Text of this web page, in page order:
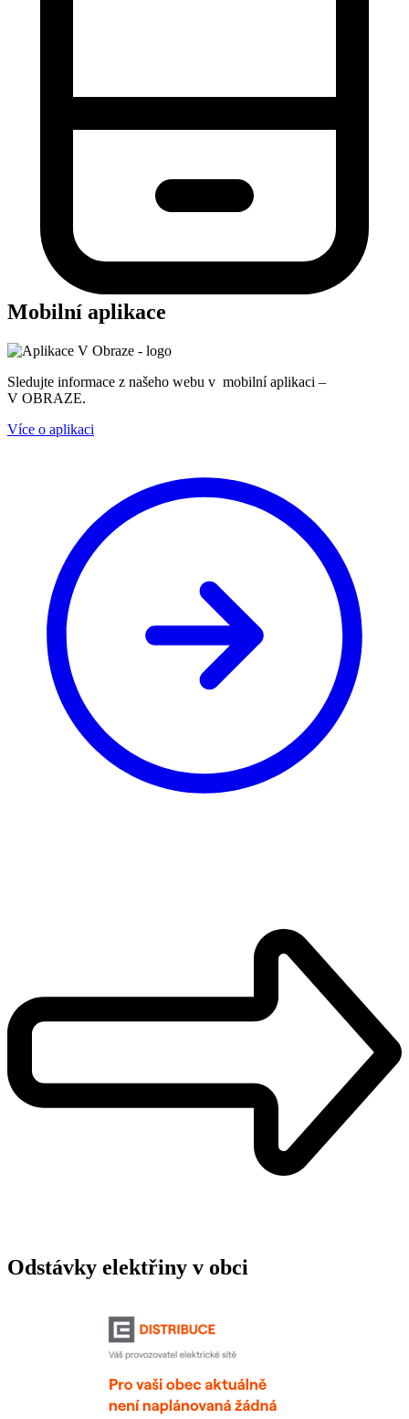
Mobilní aplikace
Sledujte informace z našeho webu v mobilní aplikaci –
V OBRAZE.
Více o aplikaci
Odstávky elektřiny v obci